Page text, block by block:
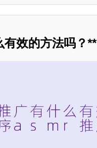
效的方法吗？**